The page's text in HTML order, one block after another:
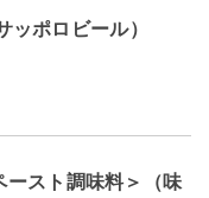
ポロビール）
スト調味料＞（味